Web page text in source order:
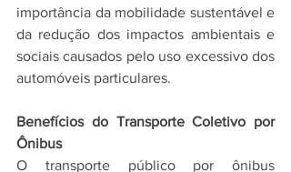
importância da mobilidade sustentável e
da redução dos impactos ambientais e
sociais causados pelo uso excessivo dos
automóveis particulares.
Benefícios do Transporte Coletivo por
Ônibus
O transporte público por ônibus